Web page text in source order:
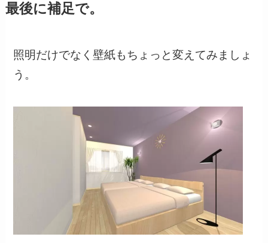
最後に補足で。
照明だけでなく壁紙もちょっと変えてみましょ
う。